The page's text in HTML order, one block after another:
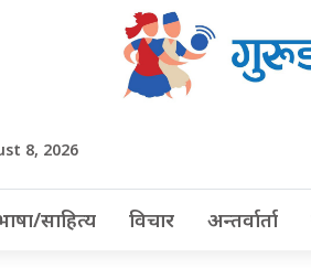
8, 2026
साहित्य विचार अन्तर्वार्ता